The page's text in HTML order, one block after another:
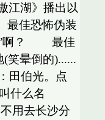
湖》播出以
最佳恐怖伪装
”啊？ 最佳
笑晕倒的)......
田伯光。点
什么名
用去长沙分